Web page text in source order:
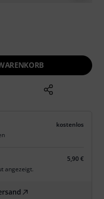
kostenlos
5,90 €
angezeigt.